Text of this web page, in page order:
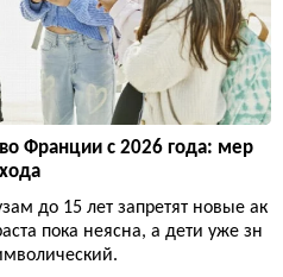
Франции с 2026 года: мер
до 15 лет запретят новые ак
пока неясна, а дети уже зн